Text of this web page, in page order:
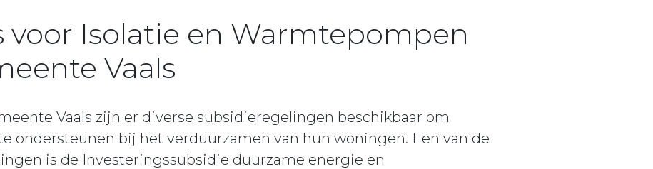
voor Isolatie en Warmtepompen
Vaals
Vaals zijn er diverse subsidieregelingen beschikbaar om
ondersteunen bij het verduurzamen van hun woningen. Een van de
is de Investeringssubsidie duurzame energie en